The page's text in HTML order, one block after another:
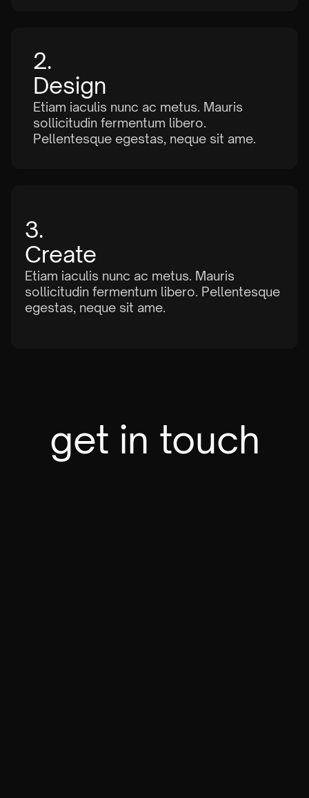
2.
Design
Etiam iaculis nunc ac metus. Mauris
sollicitudin fermentum libero.
Pellentesque egestas, neque sit ame.
3.
Create
Etiam iaculis nunc ac metus. Mauris
sollicitudin fermentum libero. Pellentesque
egestas, neque sit ame.
get in touch